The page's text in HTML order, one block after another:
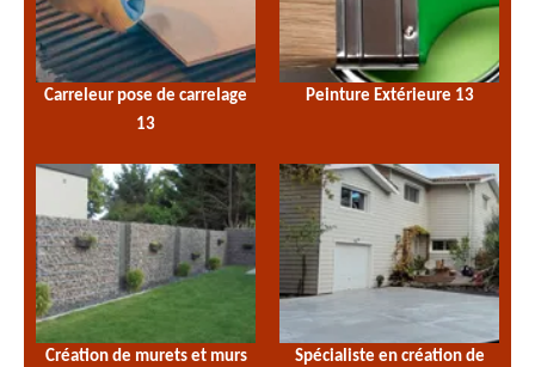
Carreleur pose de carrelage
13
Peinture Extérieure 13
Création de murets et murs
Spécialiste en création de